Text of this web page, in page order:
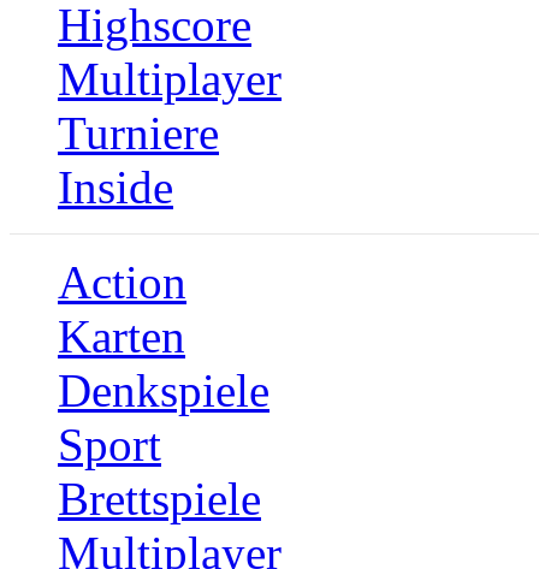
Highscore
Multiplayer
Turniere
Inside
Action
Karten
Denkspiele
Sport
Brettspiele
Multiplayer